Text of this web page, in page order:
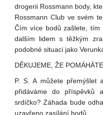
drogerii Rossmann body,
Rossmann Club ve svém
Čím více bodů zašlete,
dalším lidem s těžkým
podobné situaci jako
DĚKUJEME, ŽE
P. S. A můžete
přidáváme do příspěvků
srdíčko? Záhada bude
uzavřeno zasílání bodů.